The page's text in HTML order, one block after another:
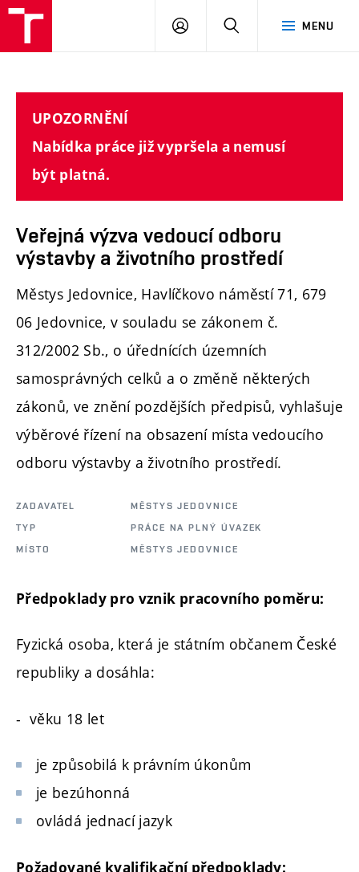
Brno
MENU
PŘIHLÁSIT
UPOZORNĚNÍ
Nabídka práce již vypršela a nemusí
být platná.
Veřejná výzva vedoucí odboru
výstavby a životního prostředí
Městys Jedovnice, Havlíčkovo náměstí 71, 679
06 Jedovnice, v souladu se zákonem č.
312/2002 Sb., o úřednících územních
samosprávných celků a o změně některých
zákonů, ve znění pozdějších předpisů, vyhlašuje
výběrové řízení na obsazení místa vedoucího
odboru výstavby a životního prostředí.
ZADAVATEL
MĚSTYS JEDOVNICE
TYP
PRÁCE NA PLNÝ ÚVAZEK
MÍSTO
MĚSTYS JEDOVNICE
Předpoklady pro vznik pracovního poměru:
Fyzická osoba, která je státním občanem České
republiky a dosáhla:
- věku 18 let
je způsobilá k právním úkonům
je bezúhonná
ovládá jednací jazyk
Požadované kvalifikační předpoklady: